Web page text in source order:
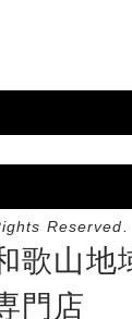
Reserved.
歌山地
門店